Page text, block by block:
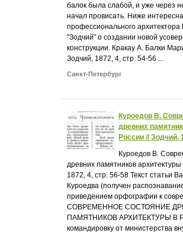
балок была слабой, и уже через
начал провисать. Ниже
профессионального архитектора
"Зодчий" о создании новой
конструкции. Кракау А. Балки
Зодчий, 1872, 4, стр. 54-56 ...
Санкт-Петербург
Куроедов В.
древних
России // Зодчий,
Куроедов В.
древних памятников
1872, 4, стр. 56-58 Текст статьи
Куроедва (получен
приведением орфографии к
СОВРЕМЕННОЕ СОСТОЯНИЕ
ПАМЯТНИКОВ АРХИТЕКТУРЫ В
командировку от министерства